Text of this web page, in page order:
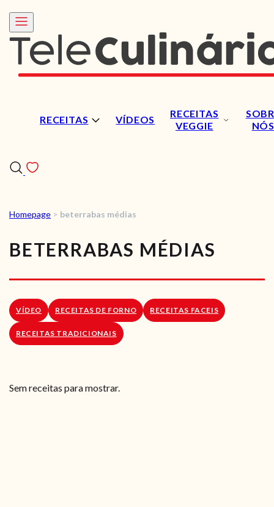
RECEITAS VÍDEOS
RECEITAS
VEGGIE
NÓS
RECEITAS
VÍDEOS
RECEITAS VEGGIE
SOBRE NÓS
LOJA ONLINE
Homepage > beterrabas médias
BETERRABAS MÉDIAS
VÍDEO RECEITAS DE FORNO RECEITAS FACEIS
RECEITAS TRADICIONAIS
Sem receitas para mostrar.